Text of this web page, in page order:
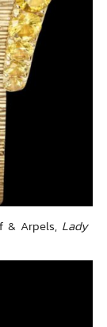
& Arpels, Lady